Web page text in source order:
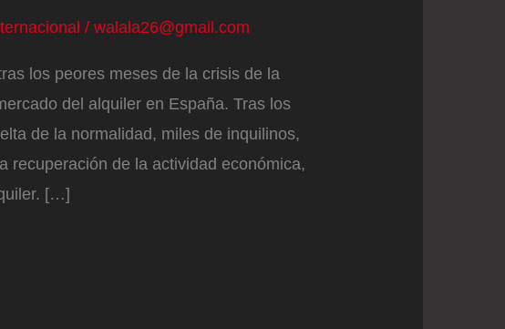
/ walala26@gmail.com
los peores meses de la crisis de la
del alquiler en España. Tras los
de la normalidad, miles de inquilinos,
recuperación de la actividad económica,
[…]